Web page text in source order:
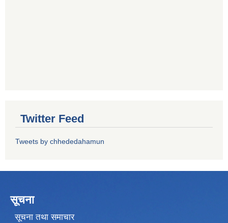
Twitter Feed
Tweets by chhededahamun
सूचना
सूचना तथा समाचार